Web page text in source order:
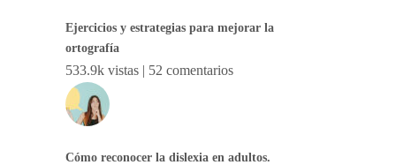
Ejercicios y estrategias para mejorar la
ortografía
533.9k vistas | 52 comentarios
Cómo reconocer la dislexia en adultos.